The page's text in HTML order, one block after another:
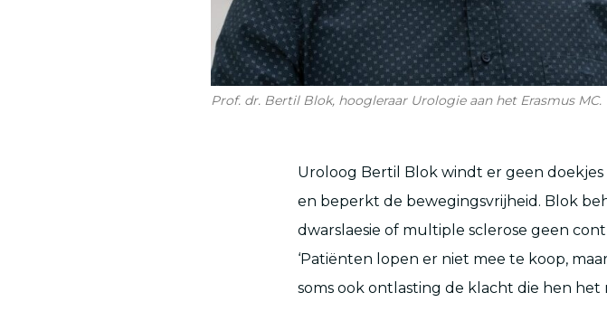
Prof. dr. Bertil Blok, hoogleraar Urologie aan het Erasmus MC.
Uroloog Bertil Blok windt er geen
en beperkt de bewegingsvrijheid. Blok
dwarslaesie of multiple sclerose geen
‘Patiënten lopen er niet mee te koop,
soms ook ontlasting de klacht die hen het